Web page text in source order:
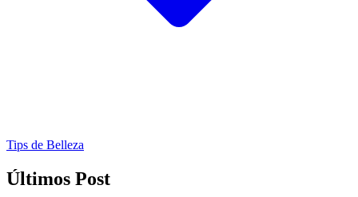
Tips de Belleza
Últimos Post